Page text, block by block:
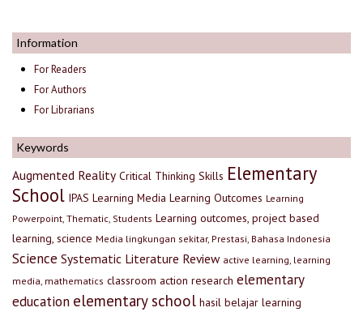
Information
For Readers
For Authors
For Librarians
Keywords
Augmented Reality Critical Thinking Skills Elementary
School IPAS Learning Media Learning Outcomes Learning
Powerpoint, Thematic, Students Learning outcomes, project based
learning, science Media lingkungan sekitar, Prestasi, Bahasa Indonesia
Science Systematic Literature Review active learning, learning
media, mathematics classroom action research elementary
education elementary school hasil belajar learning